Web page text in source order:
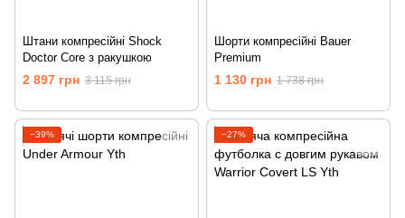
Штани компресійні Shock
Doctor Core з ракушкою
2 897 грн 3 115 грн
Шорти компресійні Bauer
Premium
1 130 грн 1 738 грн
−39% −27%